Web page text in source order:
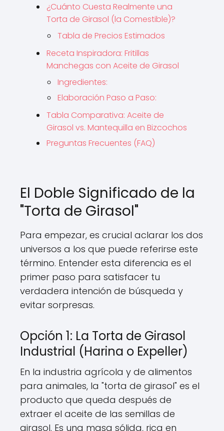
¿Cuánto Cuesta Realmente una
Torta de Girasol (la Comestible)?
Tabla de Precios Estimados
Receta Inspiradora: Fritillas
Manchegas con Aceite de Girasol
Ingredientes:
Elaboración Paso a Paso:
Tabla Comparativa: Aceite de
Girasol vs. Mantequilla en Bizcochos
Preguntas Frecuentes (FAQ)
El Doble Significado de la
"Torta de Girasol"
Para empezar, es crucial aclarar los dos
universos a los que puede referirse este
término. Entender esta diferencia es el
primer paso para satisfacer tu
verdadera intención de búsqueda y
evitar sorpresas.
Opción 1: La Torta de Girasol
Industrial (Harina o Expeller)
En la industria agrícola y de alimentos
para animales, la "torta de girasol" es el
producto que queda después de
extraer el aceite de las semillas de
girasol. Es una masa sólida, rica en